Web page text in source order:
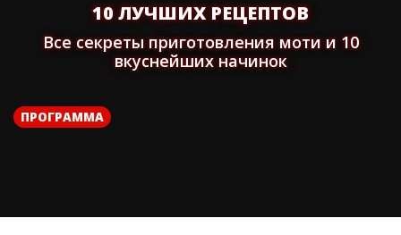
10 ЛУЧШИХ РЕЦЕПТОВ
Все секреты приготовления моти и 10
вкуснейших начинок
ПРОГРАММА